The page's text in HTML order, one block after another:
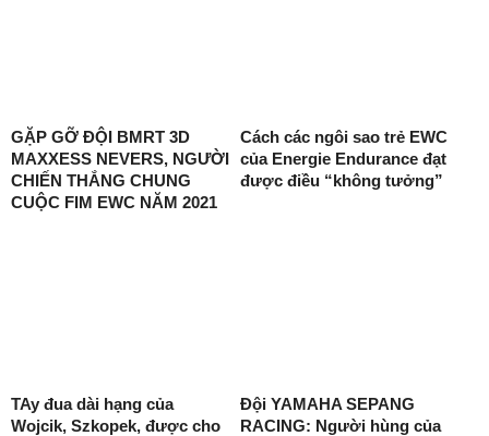
GẶP GỠ ĐỘI BMRT 3D
MAXXESS NEVERS, NGƯỜI
CHIẾN THẮNG CHUNG
CUỘC FIM EWC NĂM 2021
Cách các ngôi sao trẻ EWC
của Energie Endurance đạt
được điều “không tưởng”
TAy đua dài hạng của
Wojcik, Szkopek, được cho
Đội YAMAHA SEPANG
RACING: Người hùng của